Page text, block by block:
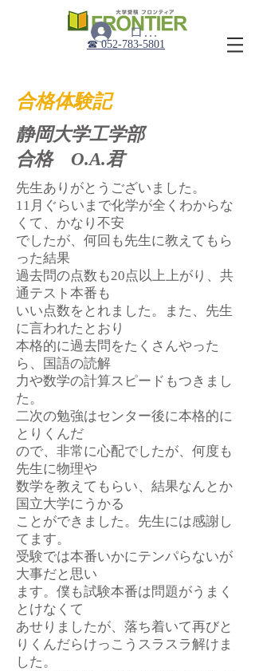
​☎︎ 052-783-5801
ログイン
合格体験記
静岡大学工学部
合格 O.A.君
先生ありがとうございました。
11月ぐらいまで化学が全くわからな
くて、かなり不安
でしたが、何回も先生に教えてもら
った結果
過去問の点数も20点以上上がり、共
通テスト本番も
いい点数をとれました。また、先生
に言われたとおり
本格的に過去問をたくさんやった
ら、国語の読解
力や数学の計算スピードもつきまし
た。
二次の勉強はセンター後に本格的に
とりくんだ
ので、非常に心配でしたが、何度も
先生に物理や
数学を教えてもらい、結果なんとか
国立大学にうかる
ことができました。先生には感謝し
てます。
受験では本番いかにテンパらないが
大事だと思い
ます。僕も試験本番は問題がうまく
とけなくて
あせりましたが、落ち着いて再びと
りくんだらけっこうスラスラ解けま
した。